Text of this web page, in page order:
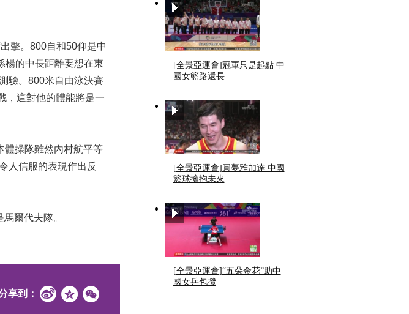
擊。800自和50仰是中
楊的中長距離要想在東
驗。800米自由泳決賽
，這對他的體能將是一
操隊雖然內村航平等
人信服的表現作出反
爾代夫隊。
享到：
[全景亞運會]冠軍只是起點 中
國女籃路還長
[全景亞運會]圓夢雅加達 中國
籃球擁抱未來
[全景亞運會]“五朵金花”助中
國女乒包攬